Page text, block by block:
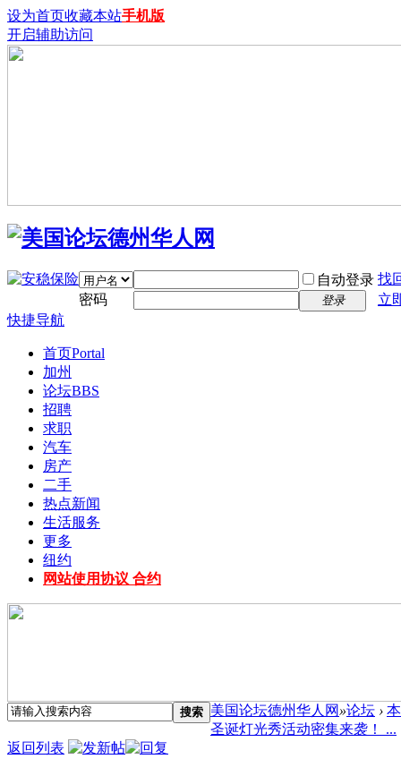
设为首页收藏本站手机版
开启辅助访问
自动登录 找
密码
登录
立
快捷导航
首页Portal
加州
论坛BBS
招聘
求职
汽车
房产
二手
热点新闻
生活服务
更多
纽约
网站使用协议 合约
搜索 美国论坛德州华人网 »论坛 ›
圣诞灯光秀活动密集来袭！ ...
返回列表